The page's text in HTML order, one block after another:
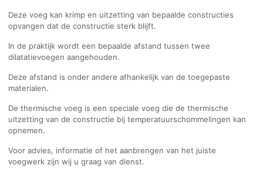
Deze voeg kan krimp en uitzetting van bepaalde constructies
opvangen dat de constructie sterk blijft.
In de praktijk wordt een bepaalde afstand tussen twee
dilatatievoegen aangehouden.
Deze afstand is onder andere afhankelijk van de toegepaste
materialen.
De thermische voeg is een speciale voeg die de thermische
uitzetting van de constructie bij temperatuurschommelingen kan
opnemen.
Voor advies, informatie of het aanbrengen van het juiste
voegwerk zijn wij u graag van dienst.